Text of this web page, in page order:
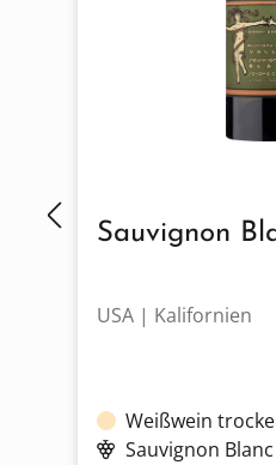
Sauvignon
USA | Kalifornien
Weißwein
Sauvignon Blanc